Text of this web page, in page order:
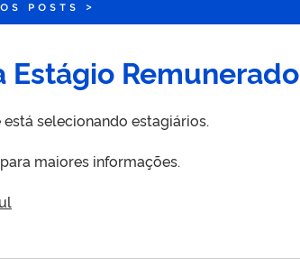
POSTS >
Estágio Remunerado
selecionando estagiários.
maiores informações.